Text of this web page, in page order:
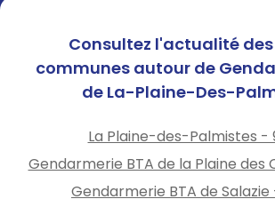
Consultez l'actualité
communes autour de
de La-Plaine-Des-
La Plaine-des-Palmistes -
Gendarmerie BTA de la Plaine des
Gendarmerie BTA de